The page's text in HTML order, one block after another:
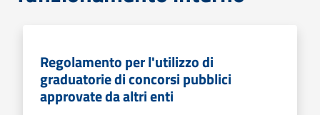
Regolamento per l'utilizzo di
graduatorie di concorsi pubblici
approvate da altri enti